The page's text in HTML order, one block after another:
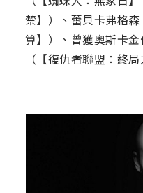
禁】）、蕾貝卡弗格
算】）、曾獲奧斯卡
（【復仇者聯盟：終